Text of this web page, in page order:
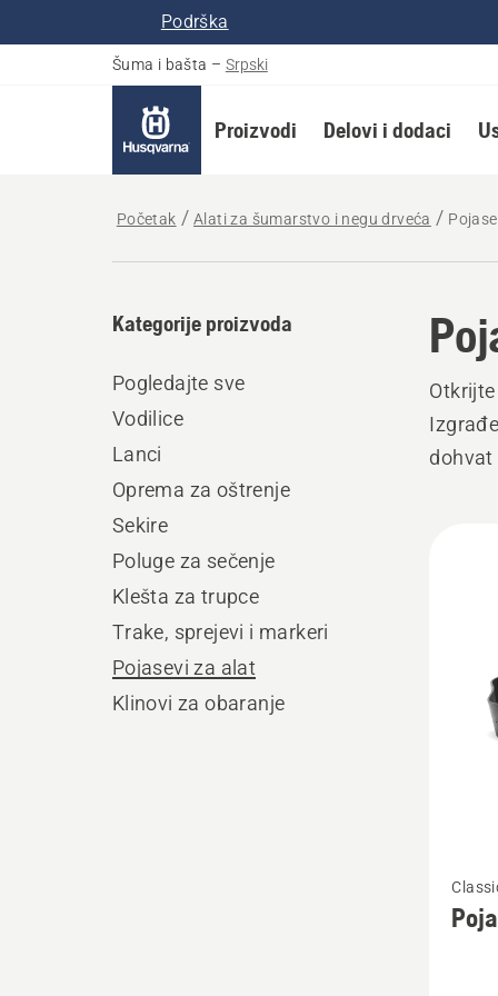
Podrška
Šuma i bašta – Srpski
Proizvodi Delovi i dodaci
Početak Alati za šumarstvo i negu drveća
Kategorije proizvoda
Pogledajte sve
Vodilice
Lanci
Oprema za oštrenje
Sekire
Poluge za sečenje
Klešta za trupce
Trake, sprejevi i markeri
Pojasevi za alat
Klinovi za obaranje
dohvat
više
detalja